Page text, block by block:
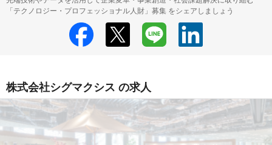
「テクノロジー・プロフェッショナル人財」募集 をシェアしましょう
株式会社シグマクシス の求人